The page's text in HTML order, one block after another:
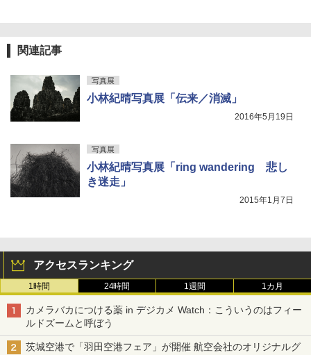
関連記事
写真展
小林紀晴写真展「伝来／消滅」
2016年5月19日
写真展
小林紀晴写真展「ring wandering 悲し
き迷走」
2015年1月7日
アクセスランキング
1時間 24時間 1週間 1カ月
カメラバカにつける薬 in デジカメ Watch：こういうのはフィー
ルドズームと呼ぼう
茨城空港で「羽田空港フェア」が開催 航空会社のオリジナルグ